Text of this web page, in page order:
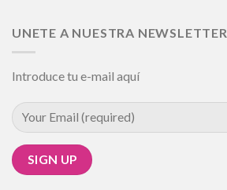
UNETE A NUESTRA NEWSLETTER
Introduce tu e-mail aquí